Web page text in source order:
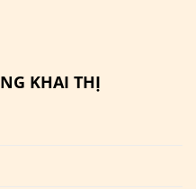
KHAI THỊ